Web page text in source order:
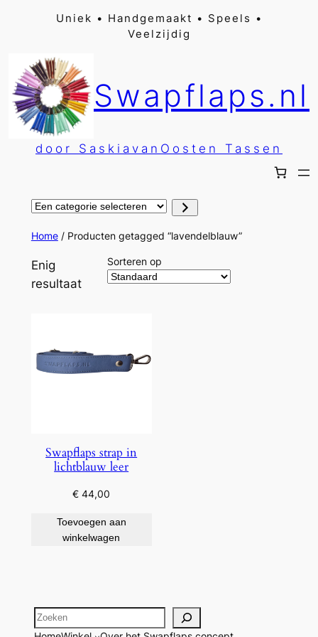
inhoud
Uniek • Handgemaakt • Speels •
Veelzijdig
Swapflaps.nl
door SaskiavanOosten Tassen
Een
categorie
Home/ Producten getagged “lavendelblauw”
Enig
resultaat
Sorteren op
Swapflaps strap in
lichtblauw leer
€ 44,00
Toevoegen aan
winkelwagen
Zoeken